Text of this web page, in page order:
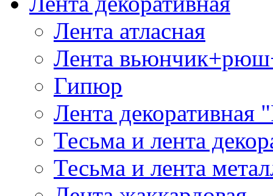
Лента атласная
Лента
Гипюр
Лента декоративная
Тесьма и лента
Тесьма и лента